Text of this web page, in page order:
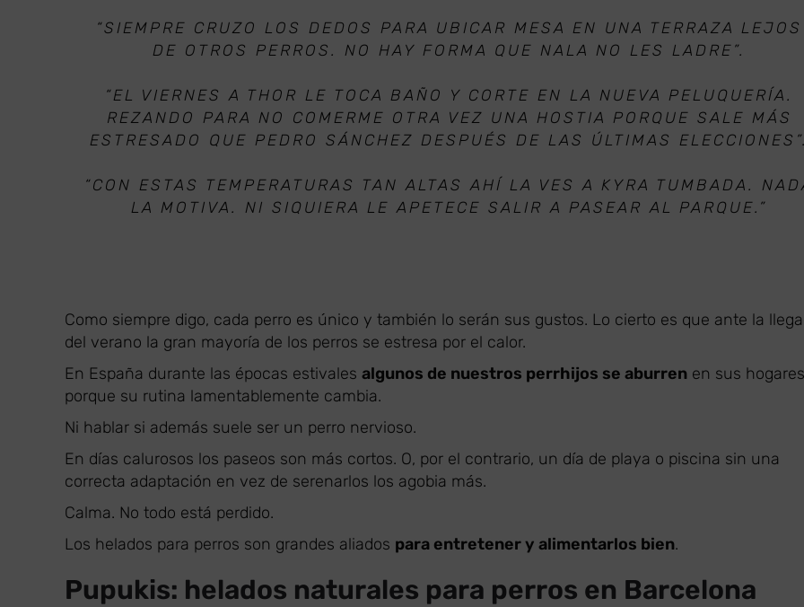
“SIEMPRE CRUZO LOS DEDOS PARA UBICAR MESA EN UNA TERRAZA LEJOS
DE OTROS PERROS. NO HAY FORMA QUE NALA NO LES LADRE”.
“EL VIERNES A THOR LE TOCA BAÑO Y CORTE EN LA NUEVA PELUQUERÍA.
REZANDO PARA NO COMERME OTRA VEZ UNA HOSTIA PORQUE SALE MÁS
ESTRESADO QUE PEDRO SÁNCHEZ DESPUÉS DE LAS ÚLTIMAS
“CON ESTAS TEMPERATURAS TAN ALTAS AHÍ LA VES A KYRA TUMBADA.
LA MOTIVA. NI SIQUIERA LE APETECE SALIR A PASEAR AL PARQUE.”
Como siempre digo, cada perro es único y también lo serán sus gustos. Lo cierto es que ante la
del verano la gran mayoría de los perros se estresa por el calor.
En España durante las épocas estivales algunos de nuestros perrhijos se aburren en sus hogares
porque su rutina lamentablemente cambia.
Ni hablar si además suele ser un perro nervioso.
En días calurosos los paseos son más cortos. O, por el contrario, un día de playa o piscina sin una
correcta adaptación en vez de serenarlos los agobia más.
Calma. No todo está perdido.
Los helados para perros son grandes aliados para entretener y alimentarlos bien.
Pupukis: helados naturales para perros en Barcelona